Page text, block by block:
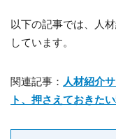
以下の記事では、人
しています。
関連記事： 人材紹介
ト、押さえておきた